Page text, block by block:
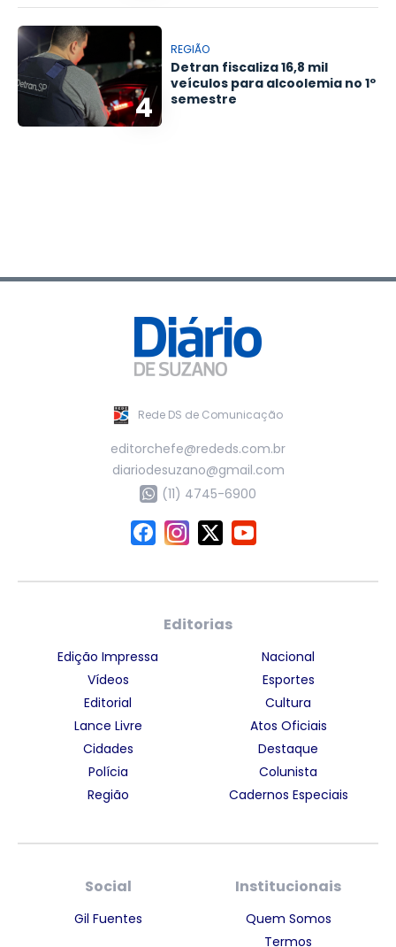
4
REGIÃO
Detran fiscaliza 16,8 mil
veículos para alcoolemia no 1º
semestre
Rede DS de Comunicação
editorchefe@rededs.com.br
diariodesuzano@gmail.com
(11) 4745-6900
Editorias
Edição Impressa
Vídeos
Editorial
Lance Livre
Cidades
Polícia
Região
Nacional
Esportes
Cultura
Atos Oficiais
Destaque
Colunista
Cadernos Especiais
Social
Gil Fuentes
Institucionais
Quem Somos
Termos